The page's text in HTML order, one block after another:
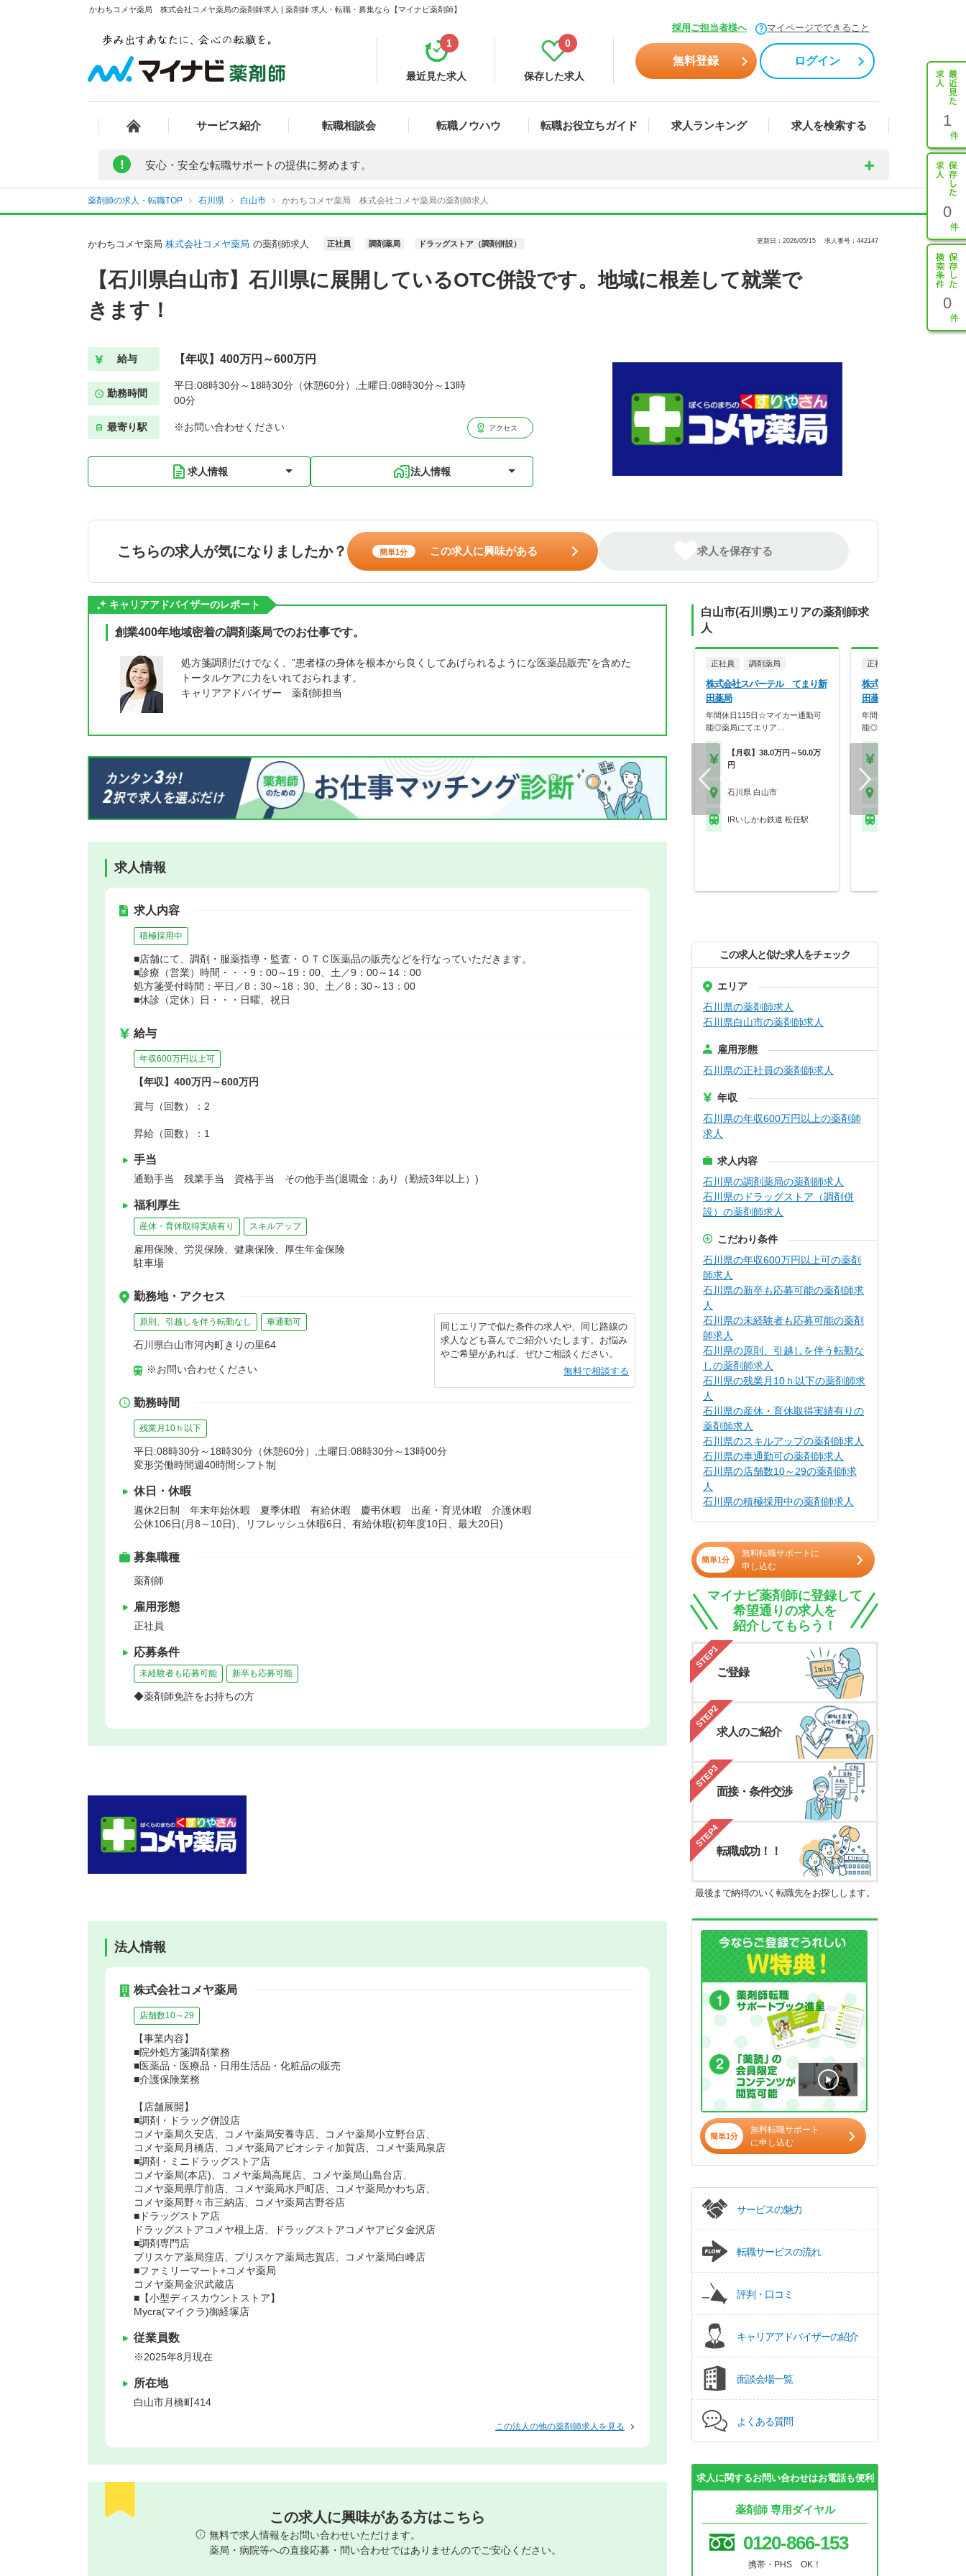
かわちコメヤ薬局 株式会社コメヤ薬局の薬剤師求人 | 薬剤師 求人・転職・募集なら【マイナビ薬剤師】
採用ご担当者様へ マイページでできること
最近見た求人
1
保存した求人
0
無料登録 ログイン
サービス紹介 転職相談会 転職ノウハウ 転職お役立ちガイド 求人ランキング 求人を検索する 1
0
0
! 安心・安全な転職サポートの提供に努めます。
薬剤師の求人・転職TOP 石川県 白山市 かわちコメヤ薬局 株式会社コメヤ薬局の薬剤師求人
かわちコメヤ薬局 株式会社コメヤ薬局 の薬剤師求人 正社員 調剤薬局 ドラッグストア（調剤併設） 更新日：2026/05/15 求人番号：442147
【石川県白山市】石川県に展開しているOTC併設です。地域に根差して就業で
きます！
給与 【年収】400万円～600万円
勤務時間
平日:08時30分～18時30分（休憩60分）,土曜日:08時30分～13時
00分
最寄り駅 ※お問い合わせください アクセス
求人情報 法人情報
こちらの求人が気になりましたか？ 簡単1分 この求人に興味がある 求人を保存する
キャリアアドバイザーのレポート
創業400年地域密着の調剤薬局でのお仕事です。
処方箋調剤だけでなく、”患者様の身体を根本から良くしてあげられるようにな医薬品販売”を含めた
トータルケアに力をいれておられます。
キャリアアドバイザー 薬剤師担当
求人情報
求人内容
積極採用中
■店舗にて、調剤・服薬指導・監査・ＯＴＣ医薬品の販売などを行なっていただきます。
■診療（営業）時間・・・9：00～19：00、土／9：00～14：00
処方箋受付時間：平日／8：30～18：30、土／8：30～13：00
■休診（定休）日・・・日曜、祝日
給与
年収600万円以上可
【年収】400万円～600万円
賞与（回数）：2
昇給（回数）：1
手当
通勤手当 残業手当 資格手当 その他手当(退職金：あり（勤続3年以上）)
福利厚生
産休・育休取得実績有り スキルアップ
雇用保険、労災保険、健康保険、厚生年金保険
駐車場
勤務地・アクセス
原則、引越しを伴う転勤なし 車通勤可
石川県白山市河内町きりの里64
※お問い合わせください
同じエリアで似た条件の求人や、同じ路線の
求人なども喜んでご紹介いたします。お悩み
やご希望があれば、ぜひご相談ください。
無料で相談する
勤務時間
残業月10ｈ以下
平日:08時30分～18時30分（休憩60分）,土曜日:08時30分～13時00分
変形労働時間週40時間シフト制
休日・休暇
週休2日制 年末年始休暇 夏季休暇 有給休暇 慶弔休暇 出産・育児休暇 介護休暇
公休106日(月8～10日)、リフレッシュ休暇6日、有給休暇(初年度10日、最大20日)
募集職種
薬剤師
雇用形態
正社員
応募条件
未経験者も応募可能 新卒も応募可能
◆薬剤師免許をお持ちの方
法人情報
株式会社コメヤ薬局
店舗数10～29
【事業内容】
■院外処方箋調剤業務
■医薬品・医療品・日用生活品・化粧品の販売
■介護保険業務
【店舗展開】
■調剤・ドラッグ併設店
コメヤ薬局久安店、コメヤ薬局安養寺店、コメヤ薬局小立野台店、
コメヤ薬局月橋店、コメヤ薬局アビオシティ加賀店、コメヤ薬局泉店
■調剤・ミニドラッグストア店
コメヤ薬局(本店)、コメヤ薬局高尾店、コメヤ薬局山島台店、
コメヤ薬局県庁前店、コメヤ薬局水戸町店、コメヤ薬局かわち店、
コメヤ薬局野々市三納店、コメヤ薬局吉野谷店
■ドラッグストア店
ドラッグストアコメヤ根上店、ドラッグストアコメヤアピタ金沢店
■調剤専門店
プリスケア薬局窪店、プリスケア薬局志賀店、コメヤ薬局白峰店
■ファミリーマート+コメヤ薬局
コメヤ薬局金沢武蔵店
■【小型ディスカウントストア】
Mycra(マイクラ)御経塚店
従業員数
※2025年8月現在
所在地
白山市月橋町414
この法人の他の薬剤師求人を見る
この求人に興味がある方はこちら
無料で求人情報をお問い合わせいただけます。
薬局・病院等への直接応募・問い合わせではありませんのでご安心ください。
白山市(石川県)エリアの薬剤師求
人
正社員 調剤薬局
株式会社スパーテル てまり新
田薬局
年間休日115日☆マイカー通勤可
能◎薬局にてエリア…
【月収】38.0万円～50.0万
円
石川県 白山市
IRいしかわ鉄道 松任駅
正社員
株式会社スパーテル て
田薬局
年間休日115日☆マイカー通
能◎薬局にてラウン…
この求人と似た求人をチェック
エリア
石川県の薬剤師求人
石川県白山市の薬剤師求人
雇用形態
石川県の正社員の薬剤師求人
年収
石川県の年収600万円以上の薬剤師
求人
求人内容
石川県の調剤薬局の薬剤師求人
石川県のドラッグストア（調剤併
設）の薬剤師求人
こだわり条件
石川県の年収600万円以上可の薬剤
師求人
石川県の新卒も応募可能の薬剤師求
人
石川県の未経験者も応募可能の薬剤
師求人
石川県の原則、引越しを伴う転勤な
しの薬剤師求人
石川県の残業月10ｈ以下の薬剤師求
人
石川県の産休・育休取得実績有りの
薬剤師求人
石川県のスキルアップの薬剤師求人
石川県の車通勤可の薬剤師求人
石川県の店舗数10～29の薬剤師求
人
石川県の積極採用中の薬剤師求人
簡単1分
無料転職サポートに
申し込む
マイナビ薬剤師に登録して
希望通りの求人を
紹介してもらう！
STEP1
ご登録
STEP2
求人のご紹介
STEP3
面接・条件交渉
STEP4
転職成功！！
最後まで納得のいく転職先をお探しします。
簡単1分
無料転職サポート
に申し込む
サービスの魅力
転職サービスの流れ
評判・口コミ
キャリアアドバイザーの紹介
面談会場一覧
よくある質問
求人に関するお問い合わせはお電話も便利
薬剤師 専用ダイヤル
0120-866-153
携帯・PHS OK！